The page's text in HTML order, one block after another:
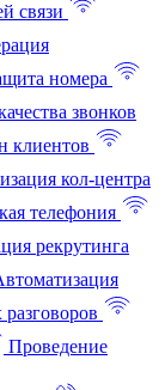
связи
номера
звонков
клиентов
кол-центра
телефония
рекрутинга
Проведение